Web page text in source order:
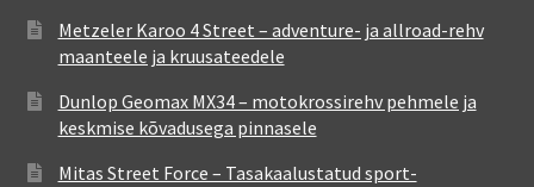
Metzeler Karoo 4 Street – adventure- ja allroad-rehv
maanteele ja kruusateedele
Dunlop Geomax MX34 – motokrossirehv pehmele ja
keskmise kõvadusega pinnasele
Mitas Street Force – Tasakaalustatud sport-